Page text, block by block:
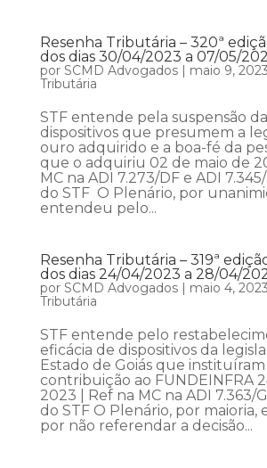
Resenha Tributária – 320ª
dos dias 30/04/2023 a 07/05/
por SCMD Advogados| maio 9, 2023
Tributária
STF entende pela suspensão
dispositivos que presumem a
ouro adquirido e a boa-fé da
que o adquiriu 02 de maio de
MC na ADI 7.273/DF e ADI
do STF O Plenário, por
entendeu pelo...
Resenha Tributária – 319ª
dos dias 24/04/2023 a 28/04/
por SCMD Advogados| maio 4, 2023
Tributária
STF entende pelo
eficácia de dispositivos da
Estado de Goiás que instituíram
contribuição ao FUNDEINFRA
2023 | Ref na MC na ADI 7.363/
do STF O Plenário, por maioria,
por não referendar a decisão...